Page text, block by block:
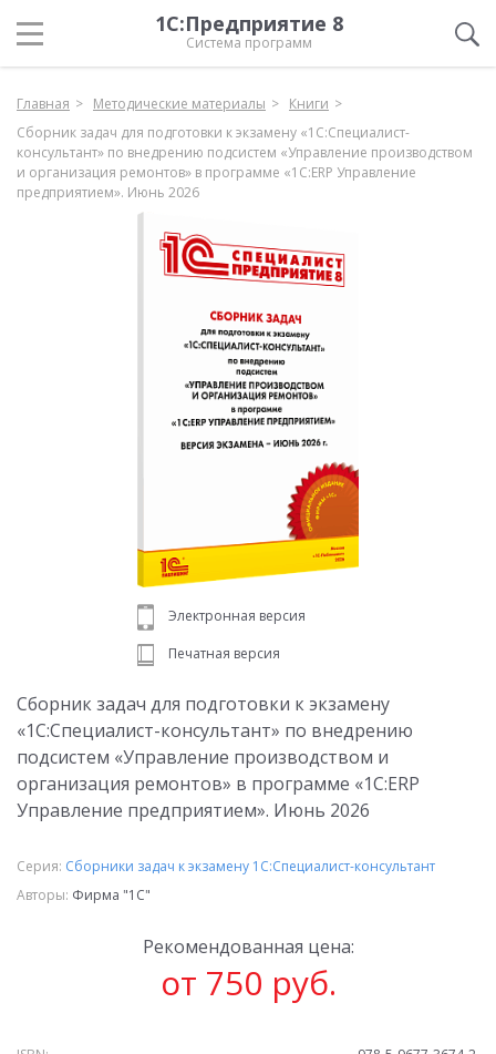
1С:Предприятие 8
Система программ
Главная Методические материалы
Книги
Сборник задач для подготовки к экзамену «1С:Специалист-
консультант» по внедрению подсистем «Управление производством
и организация ремонтов» в программе «1С:ERP Управление
предприятием». Июнь 2026
Сборник задач для подготовки к экзамену
«1С:Специалист-консультант» по внедрению
подсистем «Управление производством и
организация ремонтов» в программе «1С:ERP
Управление предприятием». Июнь 2026
Электронная версия
Печатная версия
Серия: Сборники задач к экзамену 1С:Специалист-консультант
Авторы: Фирма "1С"
Рекомендованная цена:
от 750 руб.